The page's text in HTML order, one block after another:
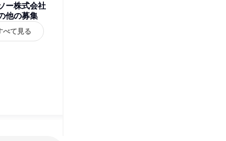
ー株式会社
他の募集
べて見る